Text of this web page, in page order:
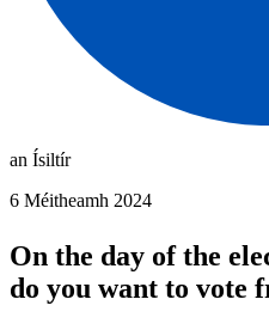
an Ísiltír
6 Méitheamh 2024
On the day of the
do you want to vote